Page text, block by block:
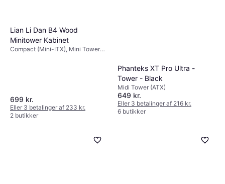
Lian Li Dan B4 Wood
Minitower Kabinet
Compact (Mini-ITX), Mini Tower
699 kr.
Eller 3 betalinger af 233 kr.
2 butikker
Phanteks XT Pro Ultra -
Tower - Black
Midi Tower (ATX)
649 kr.
Eller 3 betalinger af 216 kr.
6 butikker